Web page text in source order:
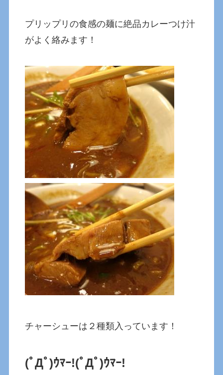
プリップリの食感の麺に絶品カレーつけ汁
がよく絡みます！
チャーシューは２種類入っています！
(ﾟДﾟ)ｳﾏｰ!(ﾟДﾟ)ｳﾏｰ!